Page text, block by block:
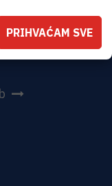
PRIHVAĆAM SVE